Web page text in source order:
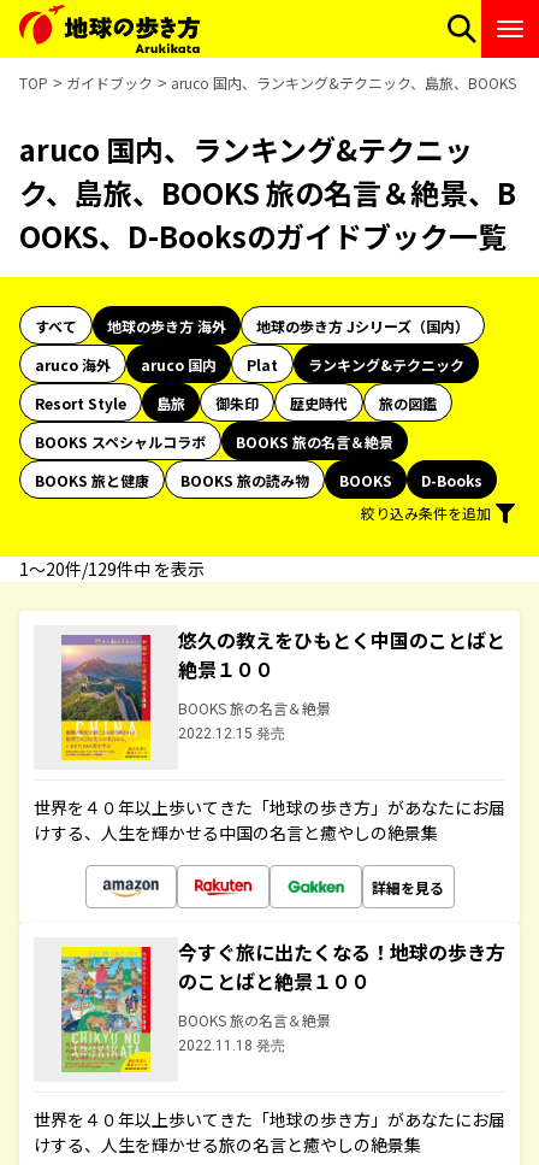
TOP ガイドブック aruco 国内、ランキング&テクニック、島旅、BOOKS
aruco 国内、ランキング&テクニッ
ク、島旅、BOOKS 旅の名言＆絶景、B
OOKS、D-Booksのガイドブック一覧
すべて 地球の歩き方 海外
地球の歩き方 Jシリーズ（国内）
aruco 海外
aruco 国内 Plat
ランキング&テクニック
Resort Style
島旅 御朱印 歴史時代
旅の図鑑
BOOKS スペシャルコラボ
BOOKS 旅の名言＆絶景
BOOKS 旅と健康
BOOKS 旅の読み物 BOOKS
D-Books
絞り込み条件を追加
1〜20件/129件中 を表示
悠久の教えをひもとく中国のことばと
絶景１００
BOOKS 旅の名言＆絶景
2022.12.15 発売
世界を４０年以上歩いてきた「地球の歩き方」があなたにお届
けする、人生を輝かせる中国の名言と癒やしの絶景集
詳細を見る
今すぐ旅に出たくなる！地球の歩き方
のことばと絶景１００
BOOKS 旅の名言＆絶景
2022.11.18 発売
世界を４０年以上歩いてきた「地球の歩き方」があなたにお届
けする、人生を輝かせる旅の名言と癒やしの絶景集